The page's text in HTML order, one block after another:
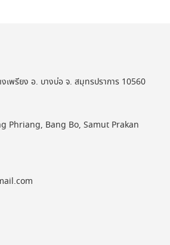
เพรียง อ. บางบ่อ จ. สมุทรปราการ 10560
Phriang, Bang Bo, Samut Prakan